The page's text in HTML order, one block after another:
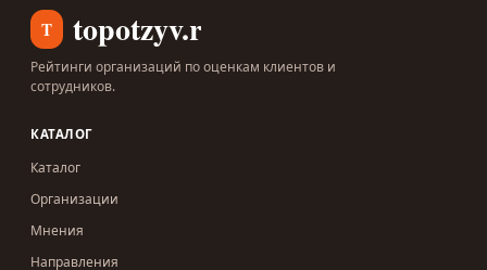
T topotzyv.ru
Рейтинги организаций по оценкам клиентов и
сотрудников.
КАТАЛОГ
Каталог
Организации
Мнения
Направления